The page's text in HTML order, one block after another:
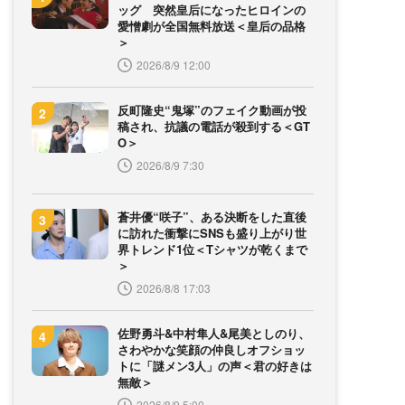
ッグ 突然皇后になったヒロインの
愛憎劇が全国無料放送＜皇后の品格
＞
2026/8/9 12:00
反町隆史“鬼塚”のフェイク動画が投
稿され、抗議の電話が殺到する＜GT
O＞
2026/8/9 7:30
蒼井優“咲子”、ある決断をした直後
に訪れた衝撃にSNSも盛り上がり世
界トレンド1位＜Tシャツが乾くまで
＞
2026/8/8 17:03
佐野勇斗&中村隼人&尾美としのり、
さわやかな笑顔の仲良しオフショッ
トに「謎メン3人」の声＜君の好きは
無敵＞